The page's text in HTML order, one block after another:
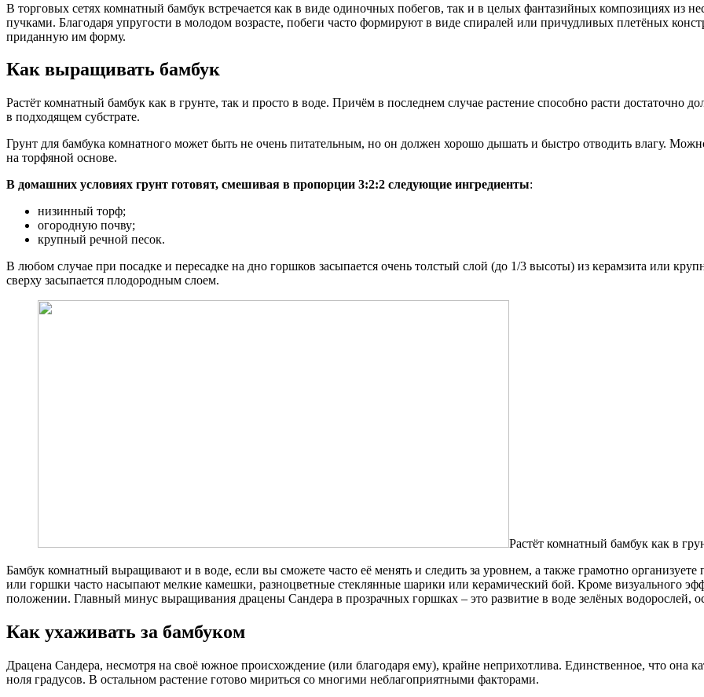
В торговых сетях комнатный бамбук встречается как в виде одиночных побегов, так и в целых фантазийных композициях из
пучками. Благодаря упругости в молодом возрасте, побеги часто формируют в виде спиралей или причудливых плетёных
приданную им форму.
Как выращивать бамбук
Растёт комнатный бамбук как в грунте, так и просто в воде. Причём в последнем случае растение способно расти достаточно
в подходящем субстрате.
Грунт для бамбука комнатного может быть не очень питательным, но он должен хорошо дышать и быстро отводить влагу.
на торфяной основе.
В домашних условиях грунт готовят, смешивая в пропорции 3:2:2 следующие ингредиенты:
низинный торф;
огородную почву;
крупный речной песок.
В любом случае при посадке и пересадке на дно горшков засыпается очень толстый слой (до 1/3 высоты) из керамзита или
сверху засыпается плодородным слоем.
Растёт комнатный бамбук как в
Бамбук комнатный выращивают и в воде, если вы сможете часто её менять и следить за уровнем, а также грамотно
или горшки часто насыпают мелкие камешки, разноцветные стеклянные шарики или керамический бой. Кроме визуального
положении. Главный минус выращивания драцены Сандера в прозрачных горшках – это развитие в воде зелёных водорослей,
Как ухаживать за бамбуком
Драцена Сандера, несмотря на своё южное происхождение (или благодаря ему), крайне неприхотлива. Единственное, что она
ноля градусов. В остальном растение готово мириться со многими неблагоприятными факторами.